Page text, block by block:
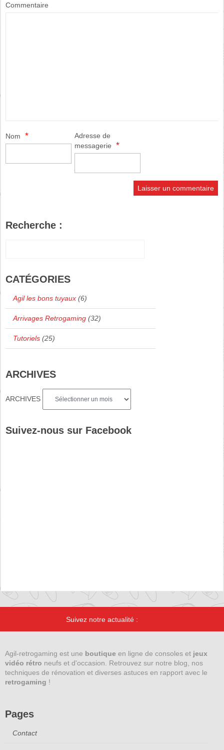
Commentaire
Nom *
Adresse de
messagerie
*
Recherche :
CATÉGORIES
Agil les bons tuyaux (6)
Arrivages Retrogaming (32)
Tutoriels (25)
ARCHIVES
ARCHIVES
Suivez-nous sur Facebook
Suivez notre actualité :
Agil-retrogaming est une boutique en ligne de consoles et jeux
vidéo rétro neufs et d'occasion. Retrouvez sur notre blog, nos
techniques de rénovation et diverses astuces en rapport avec le
retrogaming !
Pages
Contact